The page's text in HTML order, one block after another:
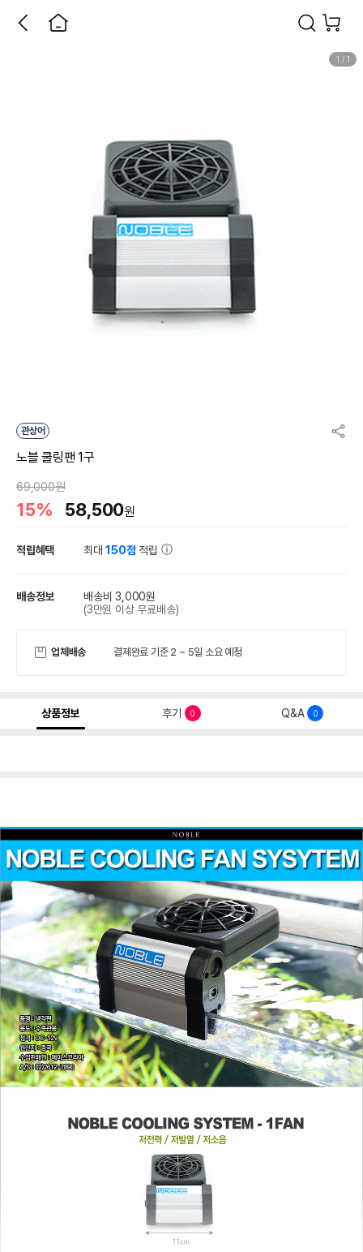
1 / 1
관상어
노블 쿨링팬 1구
69,000원
15% 58,500원
적립혜택 최대150점 적립
배송정보
배송비 3,000원
(3만원 이상 무료배송)
업체배송 결제완료 기준 2 ~ 5일 소요 예정
상품정보 후기 0 Q&A 0